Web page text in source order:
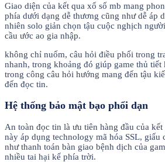
Giao diện của kết qua xổ số mb mang
phía dưới dạng dễ thương cũng như dễ áp
nhiên solo giản chọn tậu cuộc nghịch
cầu ước ao gia nhập.
không chỉ nuốm, câu hỏi điều phối trong
nhanh, trong khoảng đó giúp game thủ
trong công câu hỏi hướng mang đến tậu
đến đọc tin.
Hệ thống bảo mật bạo phổi dạn
An toàn đọc tin là ưu tiên hàng đầu của
này áp dụng technology mã hóa SSL, giấu
như thanh toán bàn giao bệnh dịch của
nhiều tai hại kế phía trời.